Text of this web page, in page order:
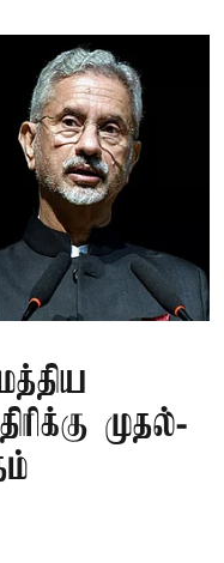
முதல்-